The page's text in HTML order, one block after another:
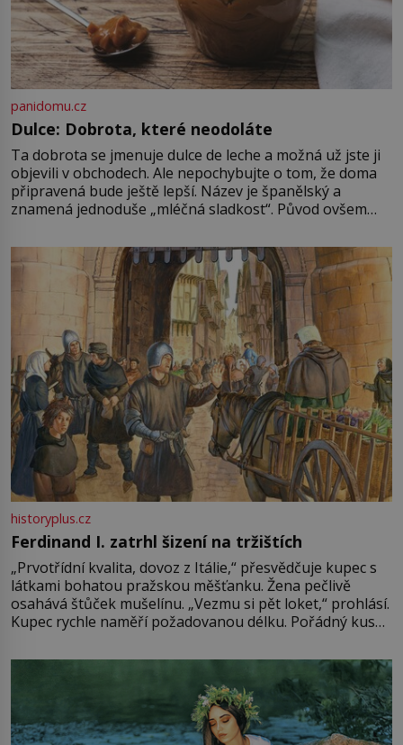
panidomu.cz
Dulce: Dobrota, které neodoláte
Ta dobrota se jmenuje dulce de leche a možná už jste ji
objevili v obchodech. Ale nepochybujte o tom, že doma
připravená bude ještě lepší. Název je španělský a
znamená jednoduše „mléčná sladkost“. Původ ovšem
pře hned několik latinskoamerických zemí a k tomu
Francie, kde se traduje,
historyplus.cz
Ferdinand I. zatrhl šizení na tržištích
„Prvotřídní kvalita, dovoz z Itálie,“ přesvědčuje kupec s
látkami bohatou pražskou měšťanku. Žena pečlivě
osahává štůček mušelínu. „Vezmu si pět loket,“ prohlásí.
Kupec rychle naměří požadovanou délku. Pořádný kus
milostpaní. Stačí jenom na sukni,“ zhodnotí švadlena
množství růžového mušelínu. „Ošidili vás, podívejte.“